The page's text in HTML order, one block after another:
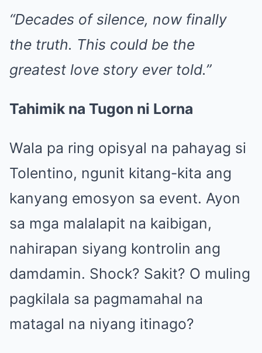
“Decades of silence, now finally
the truth. This could be the
greatest love story ever told.”
Tahimik na Tugon ni Lorna
Wala pa ring opisyal na pahayag si
Tolentino, ngunit kitang-kita ang
kanyang emosyon sa event. Ayon
sa mga malalapit na kaibigan,
nahirapan siyang kontrolin ang
damdamin. Shock? Sakit? O muling
pagkilala sa pagmamahal na
matagal na niyang itinago?